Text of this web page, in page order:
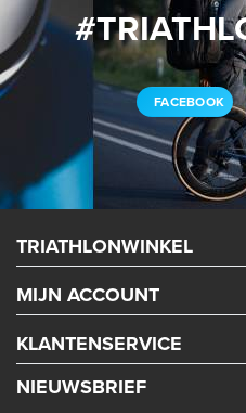
FACEBOOK
TRIATHLONWINKEL
MIJN ACCOUNT
KLANTENSERVICE
NIEUWSBRIEF